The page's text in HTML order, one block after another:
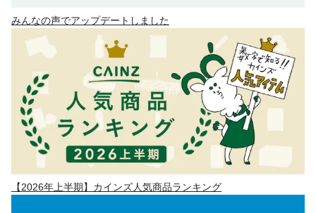
みんなの声でアップデートしました
【2026年上半期】カインズ人気商品ランキング